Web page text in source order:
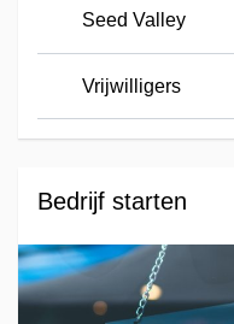
Seed Valley
Vrijwilligers
Bedrijf starten